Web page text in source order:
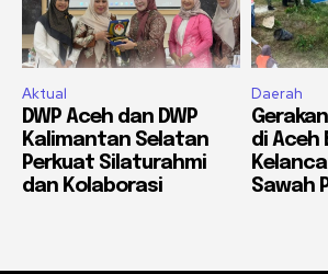
Aktual
DWP Aceh dan DWP
Kalimantan Selatan
Perkuat Silaturahmi
dan Kolaborasi
Daerah
di Aceh
Sawah